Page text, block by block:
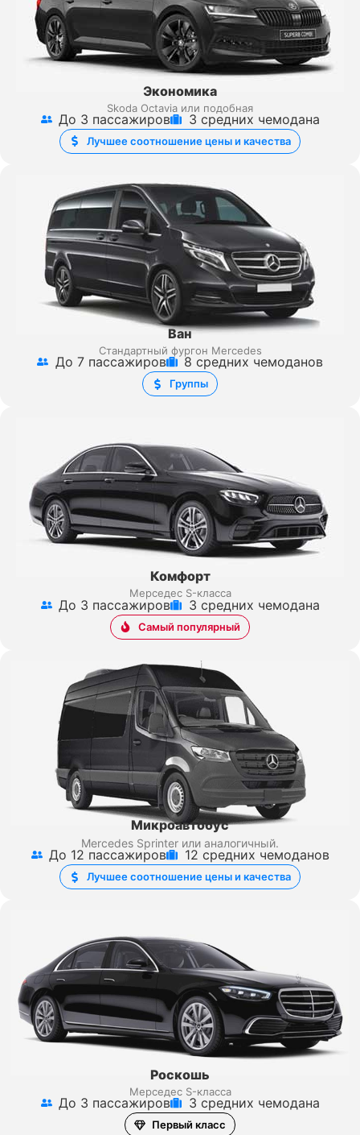
Экономика
Skoda Octavia или подобная
До 3 пассажиров 3 средних чемодана
Лучшее соотношение цены и качества
Ван
Стандартный фургон Mercedes
До 7 пассажиров 8 средних чемоданов
Группы
Комфорт
Мерседес S-класса
До 3 пассажиров 3 средних чемодана
Самый популярный
Микроавтобус
Mercedes Sprinter или аналогичный.
До 12 пассажиров 12 средних чемоданов
Лучшее соотношение цены и качества
Роскошь
Мерседес S-класса
До 3 пассажиров 3 средних чемодана
Первый класс